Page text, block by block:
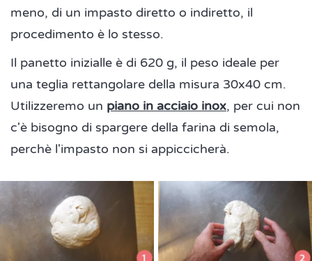
meno, di un impasto diretto o indiretto, il
procedimento è lo stesso.
Il panetto inizialle è di 620 g, il peso ideale per
una teglia rettangolare della misura 30x40 cm.
Utilizzeremo un piano in acciaio inox, per cui non
c'è bisogno di spargere della farina di semola,
perchè l'impasto non si appiccicherà.